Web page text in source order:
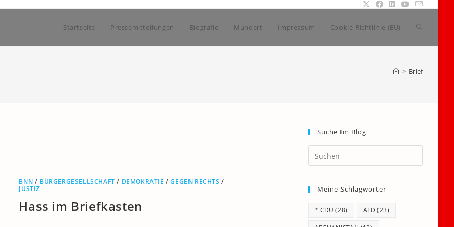
Startseite Pressemitteilungen Biografie Mundart Impressum Cookie-Richtlinie (EU) Website-
> Brief
BNN / BÜRGERGESELLSCHAFT / DEMOKRATIE /GEGEN RECHTS /
JUSTIZ
Hass im Briefkasten
Suche Im Blog
Escape
Meine Schlagwörter
* CDU (28) AFD (23)